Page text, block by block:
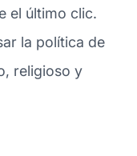
el último clic.
la política de
religioso y